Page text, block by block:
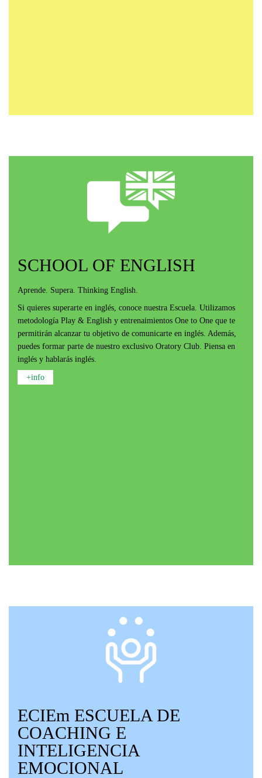
SCHOOL OF ENGLISH
Aprende. Supera. Thinking English.
Si quieres superarte en inglés, conoce nuestra Escuela. Utilizamos
metodología Play & English y entrenaimientos One to One que te
permitirán alcanzar tu objetivo de comunicarte en inglés. Además,
puedes formar parte de nuestro exclusivo Oratory Club. Piensa en
inglés y hablarás inglés.
+info
ECIEm ESCUELA DE
COACHING E
INTELIGENCIA
EMOCIONAL